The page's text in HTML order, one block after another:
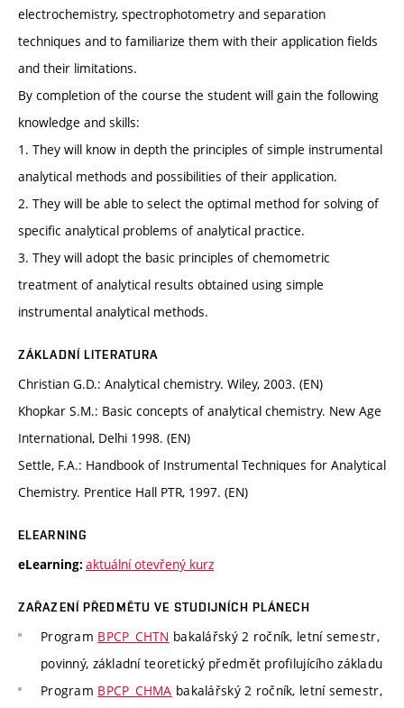
electrochemistry, spectrophotometry and separation
techniques and to familiarize them with their application fields
and their limitations.
By completion of the course the student will gain the following
knowledge and skills:
1. They will know in depth the principles of simple instrumental
analytical methods and possibilities of their application.
2. They will be able to select the optimal method for solving of
specific analytical problems of analytical practice.
3. They will adopt the basic principles of chemometric
treatment of analytical results obtained using simple
instrumental analytical methods.
ZÁKLADNÍ LITERATURA
Christian G.D.: Analytical chemistry. Wiley, 2003. (EN)
Khopkar S.M.: Basic concepts of analytical chemistry. New Age
International, Delhi 1998. (EN)
Settle, F.A.: Handbook of Instrumental Techniques for Analytical
Chemistry. Prentice Hall PTR, 1997. (EN)
ELEARNING
eLearning: aktuální otevřený kurz
ZAŘAZENÍ PŘEDMĚTU VE STUDIJNÍCH PLÁNECH
Program BPCP_CHTN bakalářský 2 ročník, letní semestr,
povinný, základní teoretický předmět profilujícího základu
Program BPCP_CHMA bakalářský 2 ročník, letní semestr,